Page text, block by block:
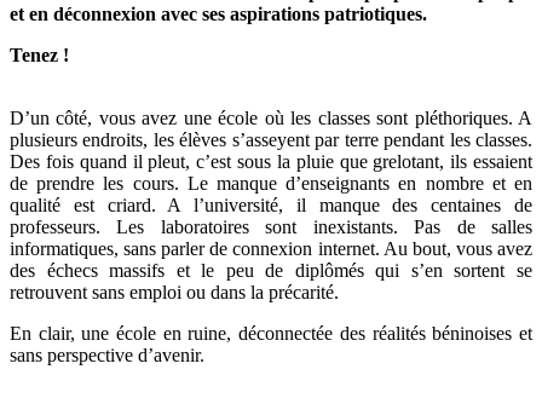
et en déconnexion avec ses aspirations patriotiques.
Tenez !
D’un côté, vous avez une école où les classes sont pléthoriques. A
plusieurs endroits, les élèves s’asseyent par terre pendant les classes.
Des fois quand il pleut, c’est sous la pluie que grelotant, ils essaient
de prendre les cours. Le manque d’enseignants en nombre et en
qualité est criard. A l’université, il manque des centaines de
professeurs. Les laboratoires sont inexistants. Pas de salles
informatiques, sans parler de connexion internet. Au bout, vous avez
des échecs massifs et le peu de diplômés qui s’en sortent se
retrouvent sans emploi ou dans la précarité.
En clair, une école en ruine, déconnectée des réalités béninoises et
sans perspective d’avenir.